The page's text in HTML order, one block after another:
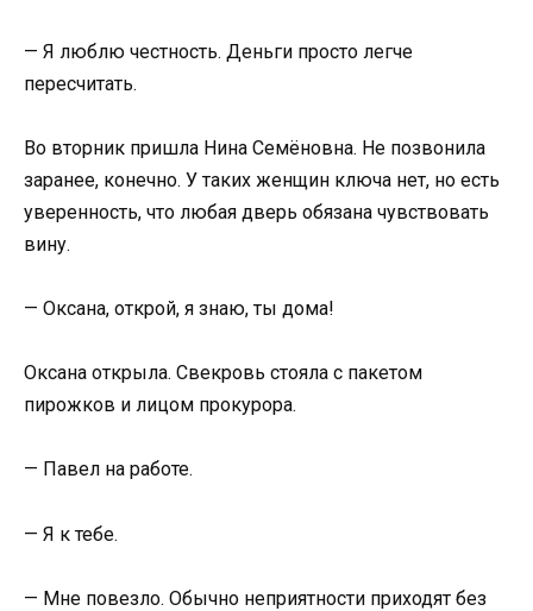
— Я люблю честность. Деньги просто легче
пересчитать.
Во вторник пришла Нина Семёновна. Не позвонила
заранее, конечно. У таких женщин ключа нет, но есть
уверенность, что любая дверь обязана чувствовать
вину.
— Оксана, открой, я знаю, ты дома!
Оксана открыла. Свекровь стояла с пакетом
пирожков и лицом прокурора.
— Павел на работе.
— Я к тебе.
— Мне повезло. Обычно неприятности приходят без